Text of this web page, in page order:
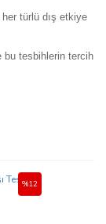
türlü dış etkiye
bu tesbihlerin tercih
ve diğer
kullanarak
%12